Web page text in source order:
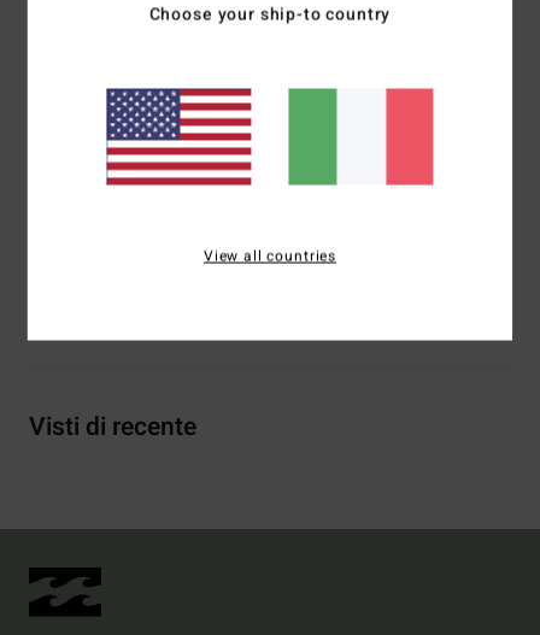
misto di poliestere riciclato ed elastan
Vestibilità:vestibilità performance
collo mock
Maniche:maniche corte
Scarica laDichiarazione Di Conformità
Visti di recente
Choose your ship-to country
View all countries